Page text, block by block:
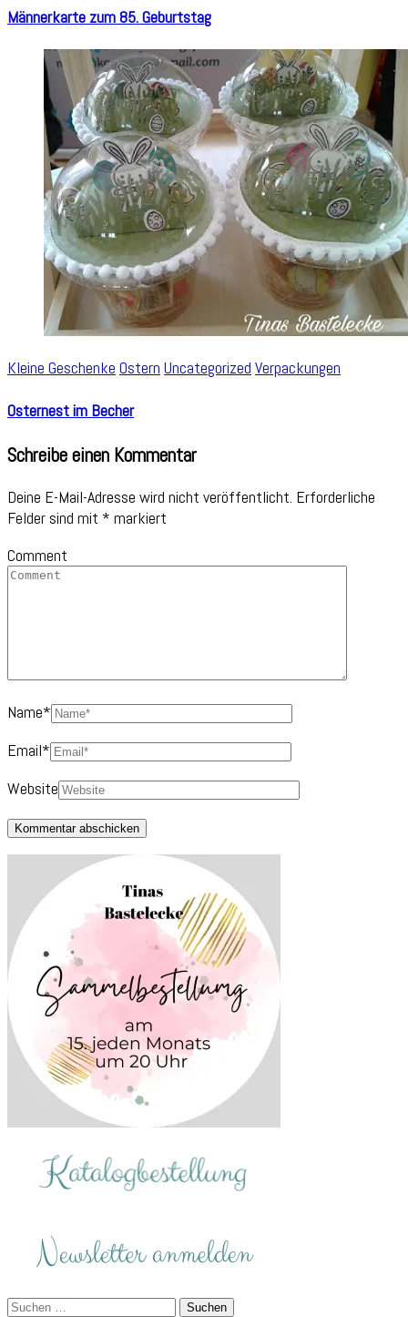
Männerkarte zum 85. Geburtstag
Kleine Geschenke Ostern Uncategorized Verpackungen
Osternest im Becher
Schreibe einen Kommentar
Deine E-Mail-Adresse wird nicht veröffentlicht. Erforderliche
Felder sind mit * markiert
Comment
Name*
Email*
Website
Suchen